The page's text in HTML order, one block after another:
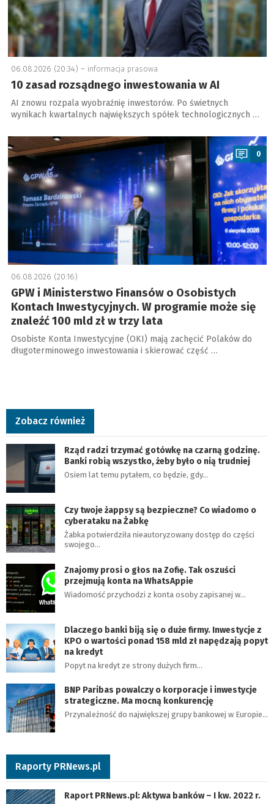
06.08.2026 (20:34) – informacja prasowa
10 zasad rozsądnego inwestowania w AI
AI znowu rozpala wyobraźnię inwestorów. Po świetnych
wynikach kwartalnych największych spółek technologicznych …
a
0
06.08.2026 (20:16)
GPW i Ministerstwo Finansów o Osobistych
Kontach Inwestycyjnych. W programie może się
znaleźć 100 mld zł w trzy lata
Osobiste Konta Inwestycyjne (OKI) mają zachęcić Polaków do
długoterminowego inwestowania i skierować część …
Zobacz również
Rząd radzi trzymać gotówkę na czarną godzinę.
Banki robią wszystko, żeby było o nią trudniej
Osiem lat temu pytałem, co będzie, gdy…
Czy twoje żappsy są bezpieczne? Co wiadomo o
cyberataku na Żabkę
Żabka potwierdziła nieautoryzowany dostęp do części
swojego…
Znajomy prosi o głos na Zofię. Tak oszuści
przejmują konta na WhatsAppie
Wiadomość przychodzi z konta osoby zapisanej w…
Dlaczego banki biją się o duże firmy. Inwestycje z
KPO o wartości ponad 158 mld zł napędzają popyt
na kredyt
Popyt na kredyt ze strony dużych firm…
BNP Paribas powalczy o korporacje i inwestycje
strategiczne. Ma mocną konkurencję
Przynależność do największej grupy bankowej w Europie…
Raporty PRNews.pl
Raport PRNews.pl: Aktywa banków – I kw. 2022 r.